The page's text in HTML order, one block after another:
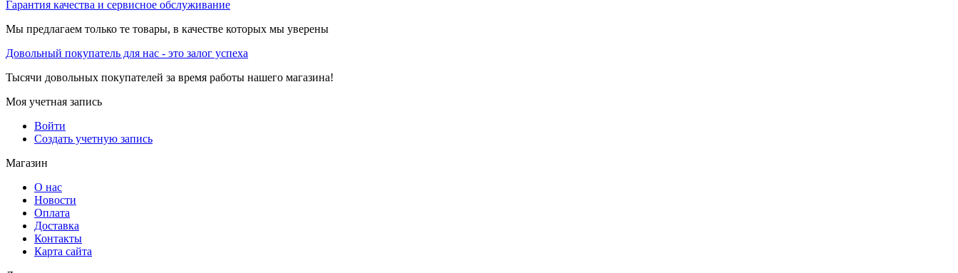
Гарантия качества и сервисное обслуживание
Мы предлагаем только те товары, в качестве которых мы уверены
Довольный покупатель для нас - это залог успеха
Тысячи довольных покупателей за время работы нашего магазина!
Моя учетная запись
Войти
Создать учетную запись
Магазин
О нас
Новости
Оплата
Доставка
Контакты
Карта сайта